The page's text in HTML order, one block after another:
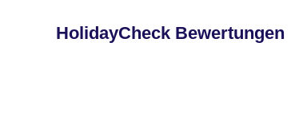
HolidayCheck Bewertungen